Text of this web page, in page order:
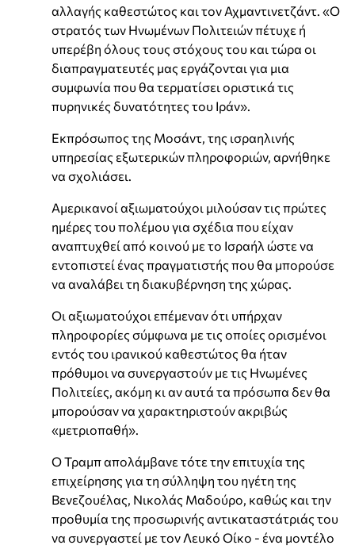
αλλαγής καθεστώτος και τον Αχμαντινετζάντ. «Ο
στρατός των Ηνωμένων Πολιτειών πέτυχε ή
υπερέβη όλους τους στόχους του και τώρα οι
διαπραγματευτές μας εργάζονται για μια
συμφωνία που θα τερματίσει οριστικά τις
πυρηνικές δυνατότητες του Ιράν».
Εκπρόσωπος της Μοσάντ, της ισραηλινής
υπηρεσίας εξωτερικών πληροφοριών, αρνήθηκε
να σχολιάσει.
Αμερικανοί αξιωματούχοι μιλούσαν τις πρώτες
ημέρες του πολέμου για σχέδια που είχαν
αναπτυχθεί από κοινού με το Ισραήλ ώστε να
εντοπιστεί ένας πραγματιστής που θα μπορούσε
να αναλάβει τη διακυβέρνηση της χώρας.
Οι αξιωματούχοι επέμεναν ότι υπήρχαν
πληροφορίες σύμφωνα με τις οποίες ορισμένοι
εντός του ιρανικού καθεστώτος θα ήταν
πρόθυμοι να συνεργαστούν με τις Ηνωμένες
Πολιτείες, ακόμη κι αν αυτά τα πρόσωπα δεν θα
μπορούσαν να χαρακτηριστούν ακριβώς
«μετριοπαθή».
Ο Τραμπ απολάμβανε τότε την επιτυχία της
επιχείρησης για τη σύλληψη του ηγέτη της
Βενεζουέλας, Νικολάς Μαδούρο, καθώς και την
προθυμία της προσωρινής αντικαταστάτριάς του
να συνεργαστεί με τον Λευκό Οίκο - ένα μοντέλο